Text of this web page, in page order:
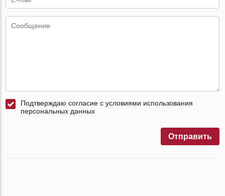
Подтверждаю согласие с условиями использования
персональных данных
Отправить